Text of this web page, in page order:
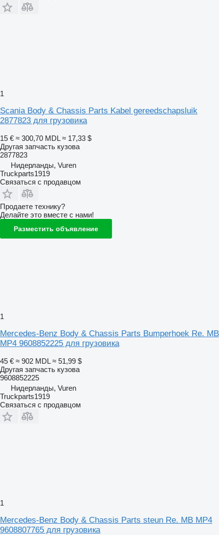
1
Scania Body & Chassis Parts Kabel gereedschapsluik
2877823 для грузовика
15 € ≈ 300,70 MDL ≈ 17,33 $
Другая запчасть кузова
2877823
Нидерланды, Vuren
Truckparts1919
Связаться с продавцом
Продаете технику?
Делайте это вместе с нами!
Разместить объявление
1
Mercedes-Benz Body & Chassis Parts Bumperhoek Re. MB
MP4 9608852225 для грузовика
45 € ≈ 902 MDL ≈ 51,99 $
Другая запчасть кузова
9608852225
Нидерланды, Vuren
Truckparts1919
Связаться с продавцом
1
Mercedes-Benz Body & Chassis Parts steun Re. MB MP4
9608807765 для грузовика